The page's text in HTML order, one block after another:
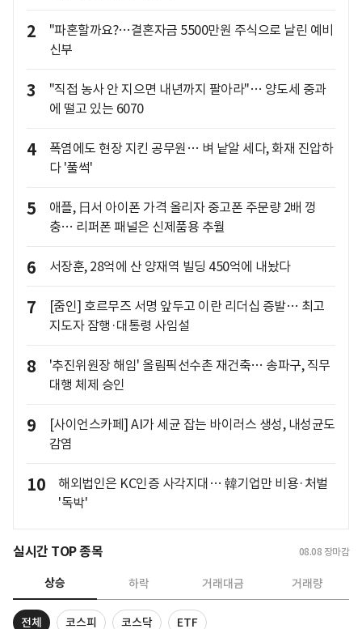
2
"파혼할까요?…결혼자금 5500만원 주식으로 날린 예비
신부
3
"직접 농사 안 지으면 내년까지 팔아라"… 양도세 중과
에 떨고 있는 6070
4
폭염에도 현장 지킨 공무원… 벼 낱알 세다, 화재 진압하
다 '풀썩'
5
애플, 日서 아이폰 가격 올리자 중고폰 주문량 2배 껑
충… 리퍼폰 패널은 신제품용 추월
6 서장훈, 28억에 산 양재역 빌딩 450억에 내놨다
7
[줌인] 호르무즈 서명 앞두고 이란 리더십 증발… 최고
지도자 잠행·대통령 사임설
8
'추진위원장 해임' 올림픽선수촌 재건축… 송파구, 직무
대행 체제 승인
9
[사이언스카페] AI가 세균 잡는 바이러스 생성, 내성균도
감염
10
해외법인은 KC인증 사각지대… 韓기업만 비용·처벌
'독박'
실시간 TOP 종목 08.08 장마감
상승 하락 거래대금 거래량
전체 코스피 코스닥 ETF